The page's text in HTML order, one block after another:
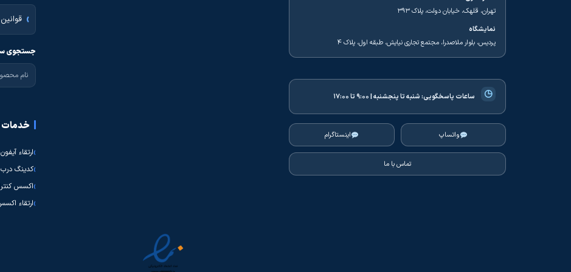
تهران، قلهک، خیابان دولت، پلاک ۳۹۳
نمایشگاه
پردیس، بلوار ملاصدرا، مجتمع تجاری نیایش، طبقه اول، پلاک ۴
◷ ساعات پاسخگویی:شنبه تا پنجشنبه | ۹:۰۰ تا ۱۷:۰۰
واتساپ اینستاگرام
تماس با ما
جستجوی
ارتقاء
کدینگ درب
اکسس
ارتقاء